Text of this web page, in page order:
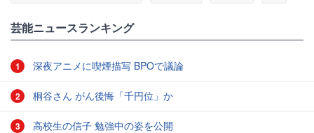
芸能ニュースランキング
1 深夜アニメに喫煙描写 BPOで議論
2 桐谷さん がん後悔「千円位」か
3 高校生の信子 勉強中の姿を公開